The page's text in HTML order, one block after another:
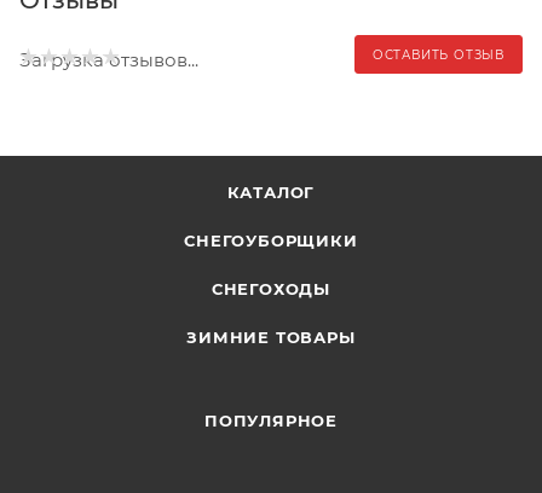
ОСТАВИТЬ ОТЗЫВ
Загрузка отзывов...
КАТАЛОГ
СНЕГОУБОРЩИКИ
СНЕГОХОДЫ
ЗИМНИЕ ТОВАРЫ
ПОПУЛЯРНОЕ